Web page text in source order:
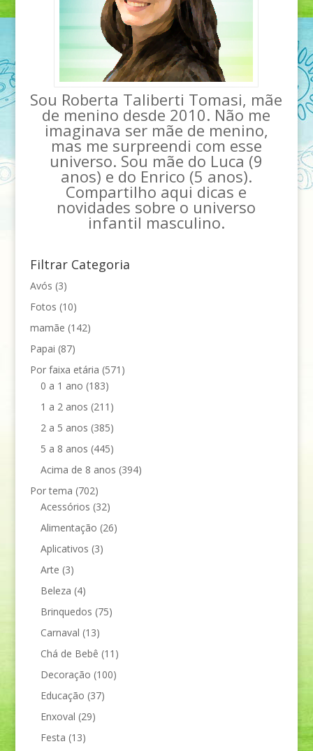
Sou Roberta Taliberti Tomasi, mãe
de menino desde 2010. Não me
imaginava ser mãe de menino,
mas me surpreendi com esse
universo. Sou mãe do Luca (9
anos) e do Enrico (5 anos).
Compartilho aqui dicas e
novidades sobre o universo
infantil masculino.
Filtrar Categoria
Avós (3)
Fotos (10)
mamãe (142)
Papai (87)
Por faixa etária (571)
0 a 1 ano (183)
1 a 2 anos (211)
2 a 5 anos (385)
5 a 8 anos (445)
Acima de 8 anos (394)
Por tema (702)
Acessórios (32)
Alimentação (26)
Aplicativos (3)
Arte (3)
Beleza (4)
Brinquedos (75)
Carnaval (13)
Chá de Bebê (11)
Decoração (100)
Educação (37)
Enxoval (29)
Festa (13)